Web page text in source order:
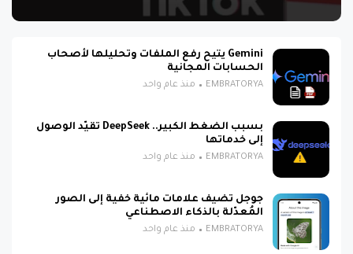
Gemini يتيح رفع الملفات وتحليلها لأصحاب
الحسابات المجانية
EMBRATORYA منذ عام واحد
بسبب الضغط الكبير.. DeepSeek تقيّد الوصول
إلى خدماتها
EMBRATORYA منذ عام واحد
جوجل تضيف علامات مائية خفية إلى الصور
المُعدّلة بالذكاء الاصطناعي
EMBRATORYA منذ عام واحد